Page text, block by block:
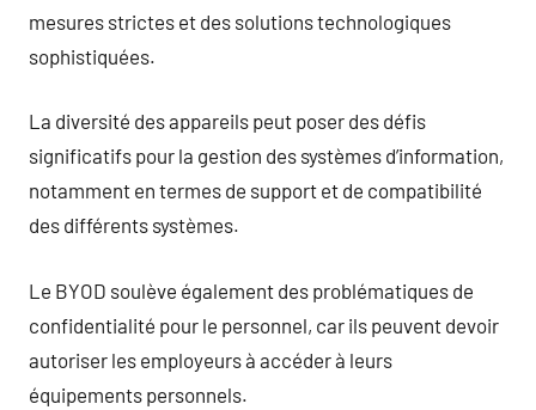
mesures strictes et des solutions technologiques
sophistiquées.
La diversité des appareils peut poser des défis
significatifs pour la gestion des systèmes d’information,
notamment en termes de support et de compatibilité
des différents systèmes.
Le BYOD soulève également des problématiques de
confidentialité pour le personnel, car ils peuvent devoir
autoriser les employeurs à accéder à leurs
équipements personnels.